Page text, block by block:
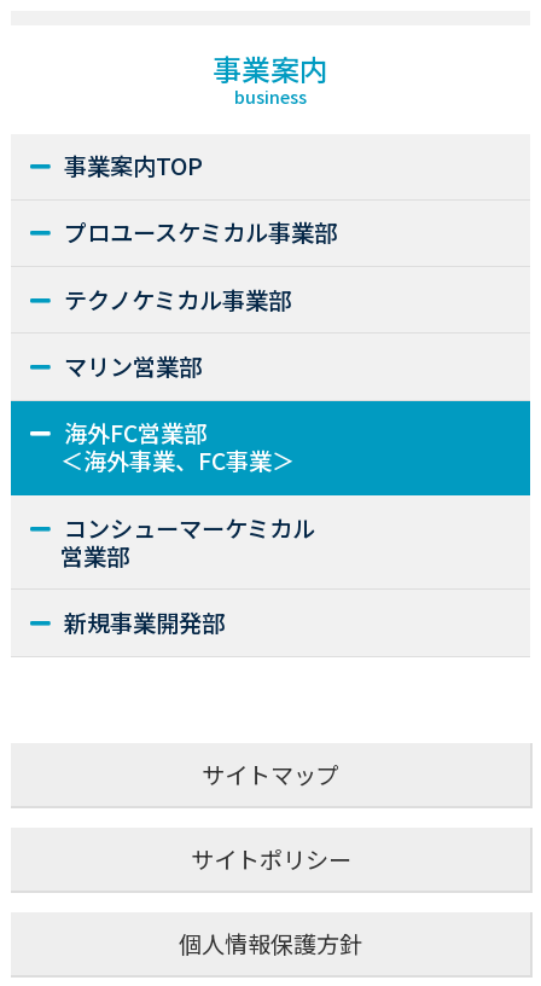
事業案内
business
事業案内TOP
プロユースケミカル事業部
テクノケミカル事業部
マリン営業部
海外FC営業部
＜海外事業、FC事業＞
コンシューマーケミカル
営業部
新規事業開発部
サイトマップ
サイトポリシー
個人情報保護方針